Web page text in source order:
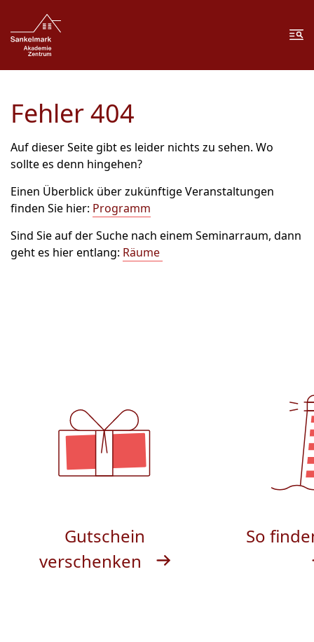
Zum Inhalt springen
Zur Fußzeile springen
Fehler 404
Auf dieser Seite gibt es leider nichts zu sehen. Wo
sollte es denn hingehen?
Einen Überblick über zukünftige Veranstaltungen
finden Sie hier: Programm
Sind Sie auf der Suche nach einem Seminarraum, dann
geht es hier entlang: Räume
Gutschein
verschenken
So